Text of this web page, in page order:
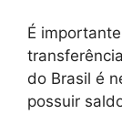
É
do Brasil é
possuir